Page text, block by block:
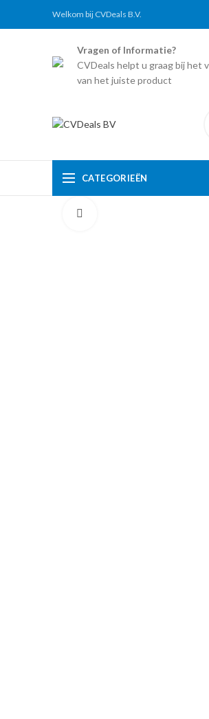
Welkom bij CVDeals B.V.
Vragen of Informatie?
CVDeals helpt u graag bij het
van het juiste product
CATEGORIEËN